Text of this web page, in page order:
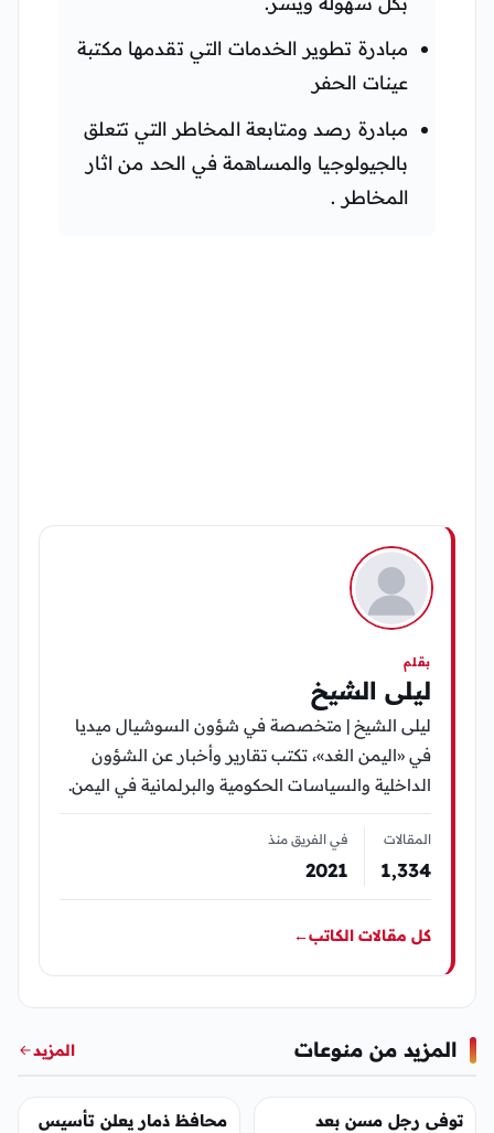
مبادرة تطوير الخدمات التي تقدمها مكتبة
عينات الحفر
مبادرة رصد ومتابعة المخاطر التي تتعلق
بالجيولوجيا والمساهمة في الحد من اثار
المخاطر .
بقلم
ليلى الشيخ
ليلى الشيخ | متخصصة في شؤون السوشيال ميديا
في «اليمن الغد»، تكتب تقارير وأخبار عن الشؤون
الداخلية والسياسات الحكومية والبرلمانية في اليمن.
المقالات
1٬334
في الفريق منذ
2021
كل مقالات الكاتب←
المزيد من منوعات المزيد
منوعات
توفى رجل مسن بعد
منوعات
محافظ ذمار يعلن تأسيس